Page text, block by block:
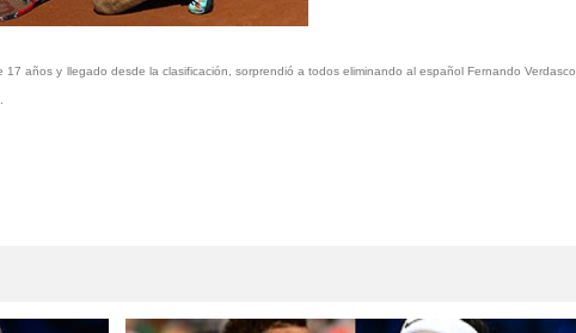
17 años y llegado desde la clasificación, sorprendió a todos eliminando al español Fernando Verdasco